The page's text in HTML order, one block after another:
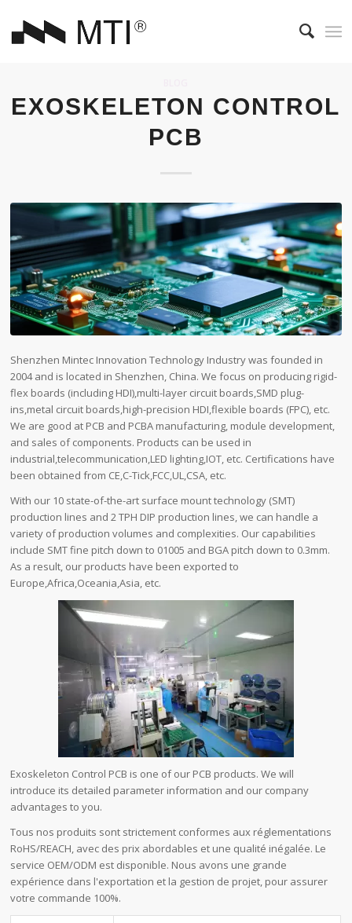
EXOSKELETON CONTROL
PCB
Shenzhen Mintec Innovation Technology Industry was founded in
2004 and is located in Shenzhen, China. We focus on producing rigid-
flex boards (including HDI),multi-layer circuit boards,SMD plug-
ins,metal circuit boards,high-precision HDI,flexible boards (FPC), etc.
We are good at PCB and PCBA manufacturing, module development,
and sales of components. Products can be used in
industrial,telecommunication,LED lighting,IOT, etc. Certifications have
been obtained from CE,C-Tick,FCC,UL,CSA, etc.
With our 10 state-of-the-art surface mount technology (SMT)
production lines and 2 TPH DIP production lines, we can handle a
variety of production volumes and complexities. Our capabilities
include SMT fine pitch down to 01005 and BGA pitch down to 0.3mm.
As a result, our products have been exported to
Europe,Africa,Oceania,Asia, etc.
Exoskeleton Control PCB is one of our PCB products. We will
introduce its detailed parameter information and our company
advantages to you.
Tous nos produits sont strictement conformes aux réglementations
RoHS/REACH, avec des prix abordables et une qualité inégalée. Le
service OEM/ODM est disponible. Nous avons une grande
expérience dans l'exportation et la gestion de projet, pour assurer
votre commande 100%.